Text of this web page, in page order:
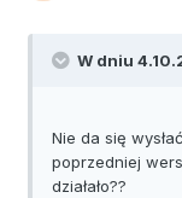
W dniu
Nie da się
poprzedniej
działało??